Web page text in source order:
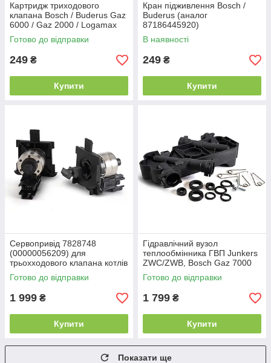
Картридж триходового
клапана Bosch / Buderus Gaz
6000 / Gaz 2000 / Logamax
U072 (8718644562)
Готово до відправки
249 ₴
Купити
Кран підживлення Bosch /
Buderus (аналог
87186445920)
В наявності
249 ₴
Купити
Сервопривід 7828748
(00000056209) для
трьохходового клапана котлів
Bosch, Buderus, Viessmann
Готово до відправки
1 999 ₴
Купити
Гідравлічний вузол
теплообмінника ГВП Junkers
ZWC/ZWB, Bosch Gaz 7000
W, Buderus Logamax plus
GB042 — арт. 87160118190
Готово до відправки
1 799 ₴
Купити
Показати ще